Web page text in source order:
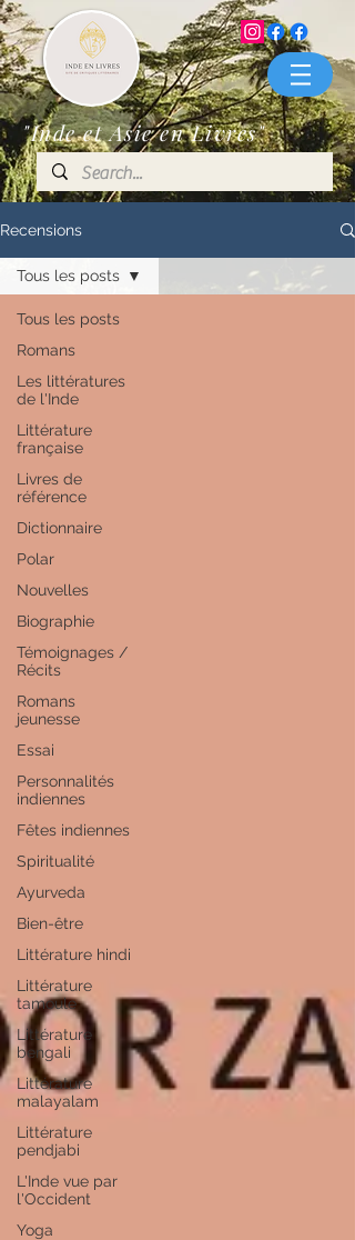
"Inde et Asie en Livres"
Recensions
Tous les posts
Romans
Les littératures
de l'Inde
Littérature
française
Livres de
référence
Dictionnaire
Polar
Nouvelles
Biographie
Témoignages /
Récits
Romans
jeunesse
Essai
Personnalités
indiennes
Fêtes indiennes
Spiritualité
Ayurveda
Bien-être
Littérature hindi
Littérature
tamoule
Littérature
bengali
Littérature
malayalam
Littérature
pendjabi
L'Inde vue par
l'Occident
Yoga
Tous les posts